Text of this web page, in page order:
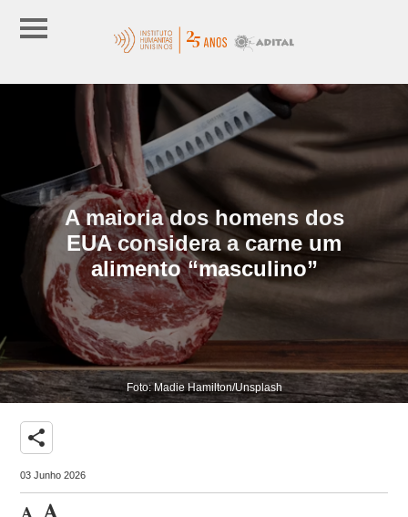
A maioria dos homens dos
EUA considera a carne um
alimento “masculino”
Foto: Madie Hamilton/Unsplash
share
03 Junho 2026